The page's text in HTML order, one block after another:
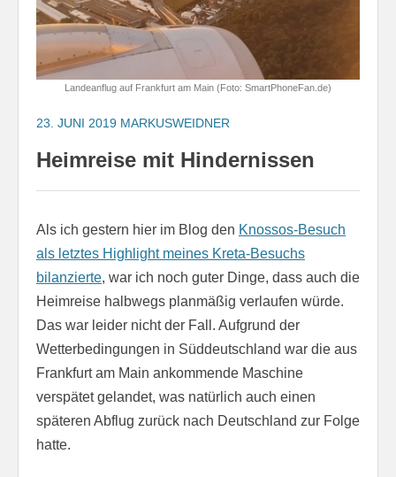
Landeanflug auf Frankfurt am Main (Foto: SmartPhoneFan.de)
23. JUNI 2019 MARKUSWEIDNER
Heimreise mit Hindernissen
Als ich gestern hier im Blog den Knossos-Besuch
als letztes Highlight meines Kreta-Besuchs
bilanzierte, war ich noch guter Dinge, dass auch die
Heimreise halbwegs planmäßig verlaufen würde.
Das war leider nicht der Fall. Aufgrund der
Wetterbedingungen in Süddeutschland war die aus
Frankfurt am Main ankommende Maschine
verspätet gelandet, was natürlich auch einen
späteren Abflug zurück nach Deutschland zur Folge
hatte.